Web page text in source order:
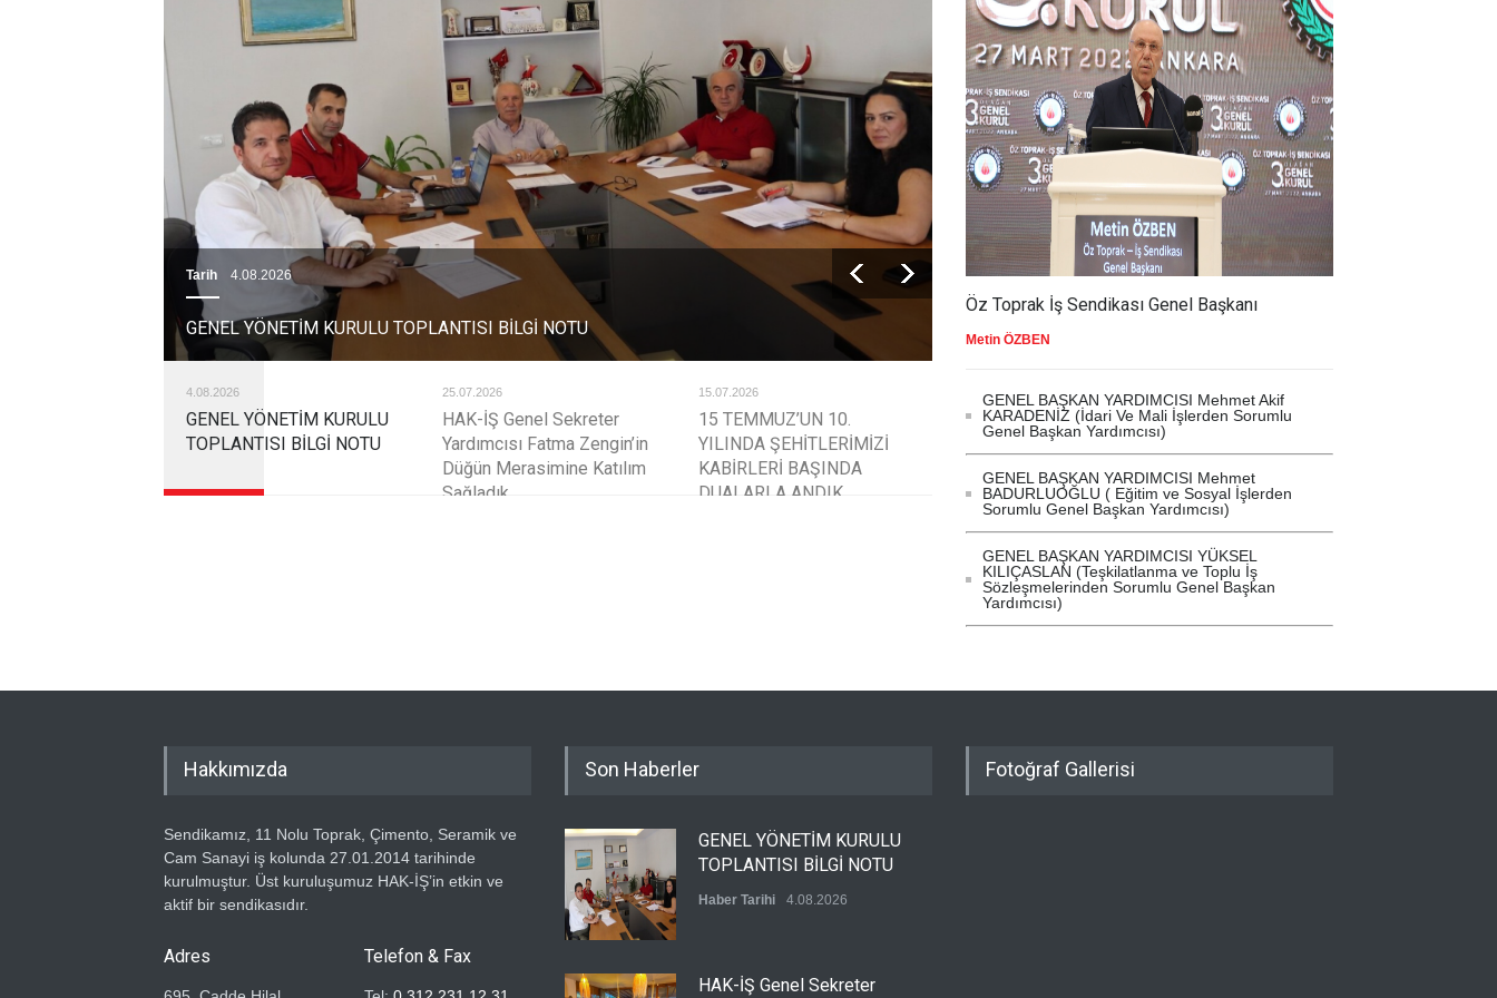
Tarih 4.08.2026
GENEL YÖNETİM KURULU TOPLANTISI BİLGİ NOTU
Tarih 25.07.2026
HAK-İŞ Genel Sekreter Yardımcısı Fatma Zengin’in Düğün Merasimine
4.08.2026
GENEL YÖNETİM KURULU
TOPLANTISI BİLGİ NOTU
25.07.2026
HAK-İŞ Genel Sekreter
Yardımcısı Fatma Zengin’in
Düğün Merasimine Katılım
Sağladık
15.07.2026
15 TEMMUZ’UN 10.
YILINDA ŞEHİTLERİMİZİ
KABİRLERİ BAŞINDA
DUALARLA ANDIK
14.07.2026
ÖZ TOPRAK-İŞ, 15
TEMMUZ DEMOKRASİ VE
MİLLÎ BİRLİK GÜNÜ
PANELİNE KATILDI
13.07.2026
GENEL DENETLEME
Öz Toprak İş Sendikası Genel Başkanı
Metin ÖZBEN
GENEL BAŞKAN YARDIMCISI Mehmet Akif
KARADENİZ (İdari Ve Mali İşlerden Sorumlu
Genel Başkan Yardımcısı)
GENEL BAŞKAN YARDIMCISI Mehmet
BADURLUOĞLU ( Eğitim ve Sosyal İşlerden
Sorumlu Genel Başkan Yardımcısı)
GENEL BAŞKAN YARDIMCISI YÜKSEL
KILIÇASLAN (Teşkilatlanma ve Toplu İş
Sözleşmelerinden Sorumlu Genel Başkan
Yardımcısı)
Hakkımızda
Sendikamız, 11 Nolu Toprak, Çimento, Seramik ve
Cam Sanayi iş kolunda 27.01.2014 tarihinde
kurulmuştur. Üst kuruluşumuz HAK-İŞ’in etkin ve
aktif bir sendikasıdır.
Adres Telefon & Fax
Son Haberler
GENEL YÖNETİM KURULU
TOPLANTISI BİLGİ NOTU
Haber Tarihi 4.08.2026
HAK-İŞ Genel Sekreter
Fotoğraf Gallerisi